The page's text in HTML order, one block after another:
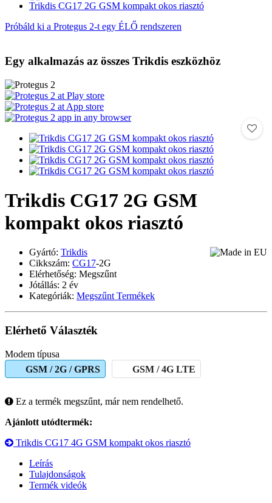
Trikdis CG17 2G GSM kompakt okos riasztó
Próbáld ki a Protegus 2-t egy ÉLŐ rendszeren
Egy alkalmazás az összes Trikdis eszközhöz
Trikdis CG17 2G GSM
kompakt okos riasztó
Gyártó: Trikdis
Cikkszám: CG17-2G
Elérhetőség: Megszűnt
Jótállás: 2 év
Kategóriák: Megszűnt Termékek
Elérhető Választék
Modem típusa
GSM / 2G / GPRS
GSM / 4G LTE
Ez a termék megszűnt, már nem rendelhető.
Ajánlott utódtermék:
Trikdis CG17 4G GSM kompakt okos riasztó
Leírás
Tulajdonságok
Termék videók